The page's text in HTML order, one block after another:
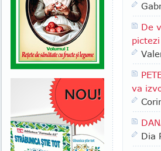
De
va
Dia